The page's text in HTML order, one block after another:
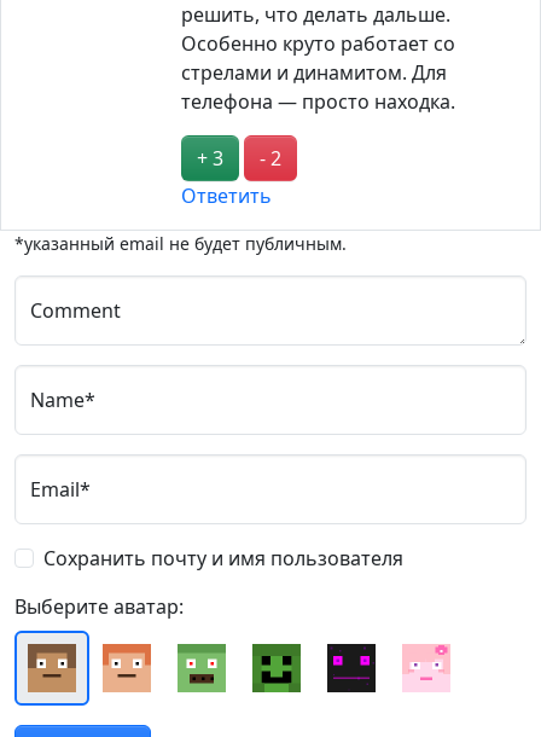
решить, что делать дальше.
Особенно круто работает со
стрелами и динамитом. Для
телефона — просто находка.
+ 3
- 2
Ответить
*указанный email не будет публичным.
Comment
Name*
Email*
Сохранить почту и имя пользователя
Выберите аватар: